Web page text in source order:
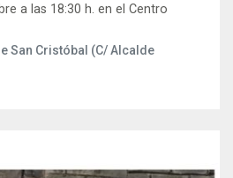
a las 18:30 h. en el Centro
San Cristóbal (C/ Alcalde